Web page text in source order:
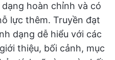
hoàn chỉnh và có
lực thêm. Truyền đạt
dạng dễ hiểu với các
thiệu, bối cảnh, mục